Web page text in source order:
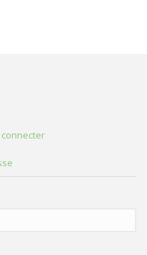
connecter